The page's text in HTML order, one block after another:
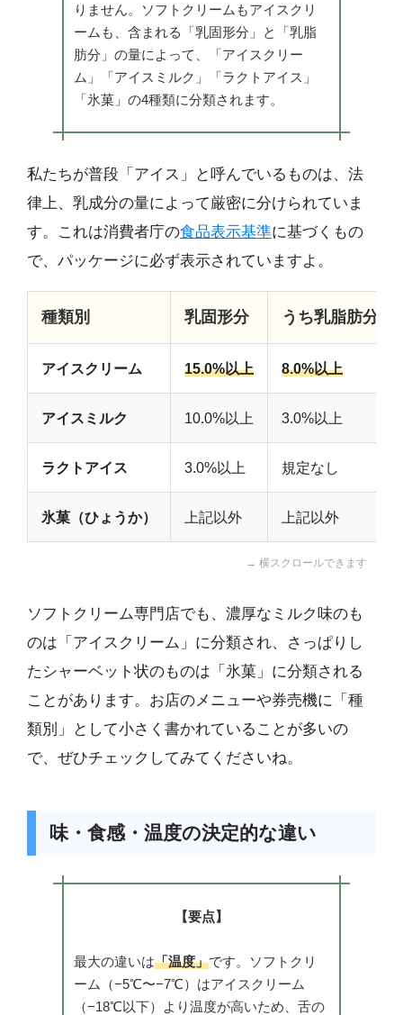
りません。ソフトクリームもアイスクリ
ームも、含まれる「乳固形分」と「乳脂
肪分」の量によって、「アイスクリー
ム」「アイスミルク」「ラクトアイス」
「氷菓」の4種類に分類されます。
私たちが普段「アイス」と呼んでいるものは、法
律上、乳成分の量によって厳密に分けられていま
す。これは消費者庁の食品表示基準に基づくもの
で、パッケージに必ず表示されていますよ。
種類別 乳固形分 うち乳脂肪分
アイスクリーム 15.0%以上 8.0%以上
アイスミルク 10.0%以上 3.0%以上
ラクトアイス 3.0%以上 規定なし
氷菓（ひょうか） 上記以外 上記以外
ソフトクリーム専門店でも、濃厚なミルク味のも
のは「アイスクリーム」に分類され、さっぱりし
たシャーベット状のものは「氷菓」に分類される
ことがあります。お店のメニューや券売機に「種
類別」として小さく書かれていることが多いの
で、ぜひチェックしてみてくださいね。
味・食感・温度の決定的な違い
【要点】
最大の違いは「温度」です。ソフトクリ
ーム（−5℃〜−7℃）はアイスクリーム
（−18℃以下）より温度が高いため、舌の